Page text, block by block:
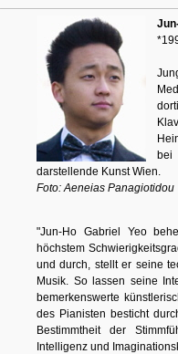
bei
darstellende Kunst Wien.
Foto: Aeneias Panagiotidou
"Jun-Ho Gabriel Yeo
höchstem
und durch, stellt er seine
Musik. So lassen seine
bemerkenswerte
des Pianisten besticht
Bestimmtheit der
Intelligenz und